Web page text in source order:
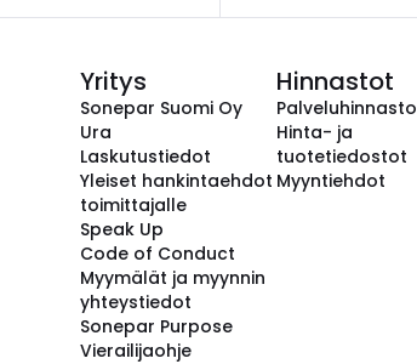
Yritys
Sonepar Suomi Oy
Ura
Laskutustiedot
Yleiset hankintaehdot
toimittajalle
Speak Up
Code of Conduct
Myymälät ja myynnin
yhteystiedot
Sonepar Purpose
Vierailijaohje
Hinnastot
Palveluhinnasto
Hinta- ja
tuotetiedostot
Myyntiehdot